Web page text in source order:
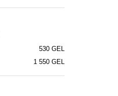
530 GEL
1 550 GEL